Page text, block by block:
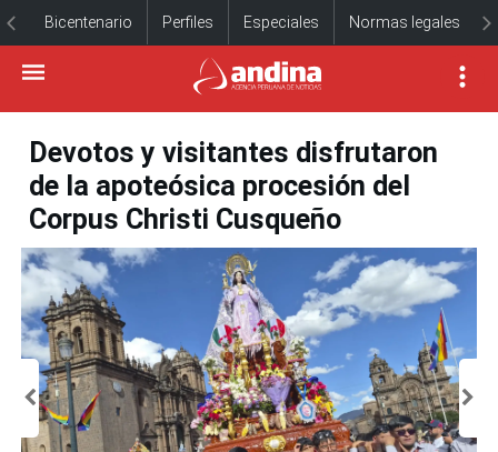
Bicentenario Perfiles Especiales Normas legales
Devotos y visitantes disfrutaron
de la apoteósica procesión del
Corpus Christi Cusqueño